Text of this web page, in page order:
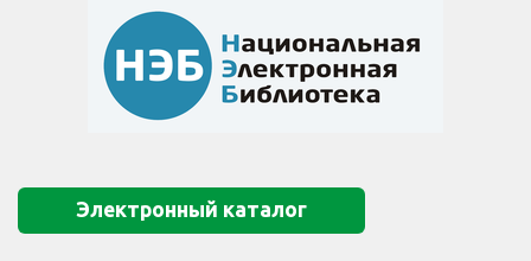
Электронный каталог